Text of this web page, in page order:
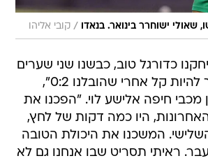
שאולי ישוחרר בינואר. בנאדו / קובי אליהו
כדורגל טוב, כבשנו שני שערים
יפים וזה היה צריך להיות קל אחרי שהובלנו 0:2",
חיפה אלישע לוי. "הפכנו את
היו כמה דקות של לחץ,
המשכנו את היכולת הטובה
ראיתי תסריט שבו אנחנו גם לא